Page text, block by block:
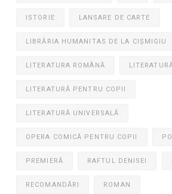
ISTORIE LANSARE DE CARTE
LIBRĂRIA HUMANITAS DE LA CIȘMIGIU
LITERATURA ROMÂNĂ
LITERATURĂ PENTRU COPII
LITERATURĂ UNIVERSALĂ
OPERA COMICĂ PENTRU COPII
PREMIERĂ RAFTUL DENISEI
RECOMANDĂRI ROMAN